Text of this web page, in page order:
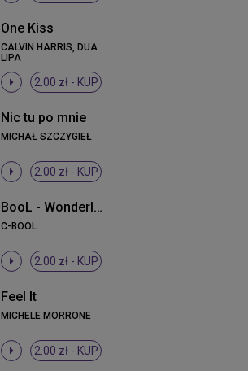
One Kiss
CALVIN HARRIS, DUA
LIPA
2.00 zł - KUP
Nic tu po mnie
MICHAŁ SZCZYGIEŁ
2.00 zł - KUP
BooL - Wonderland (Radio Edit)
C-BOOL
2.00 zł - KUP
Feel It
MICHELE MORRONE
2.00 zł - KUP